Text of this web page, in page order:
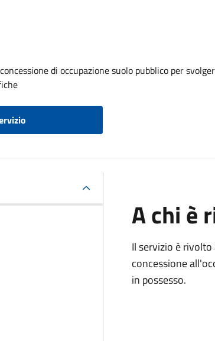
di occupazione suolo pubblico per
A chi è
Il servizio è
concessione
in possesso.